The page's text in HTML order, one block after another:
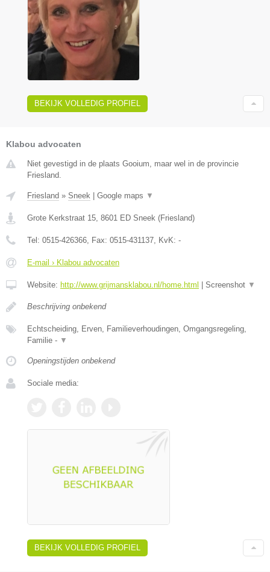
BEKIJK VOLLEDIG PROFIEL
Klabou advocaten
Niet gevestigd in de plaats Gooium, maar wel in de provincie
Friesland.
Friesland » Sneek Google maps ▼
Grote Kerkstraat 15, 8601 ED Sneek (Friesland)
Tel: 0515-426366, Fax: 0515-431137, KvK: -
E-mail › Klabou advocaten
Website: http://www.grijmansklabou.nl/home.html Screenshot ▼
Beschrijving onbekend
Echtscheiding, Erven, Familieverhoudingen, Omgangsregeling,
Familie - ▼
Openingstijden onbekend
Sociale media:
BEKIJK VOLLEDIG PROFIEL